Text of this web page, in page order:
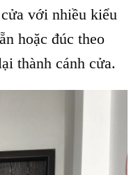
với nhiều kiểu
hoặc đúc theo
thành cánh cửa.